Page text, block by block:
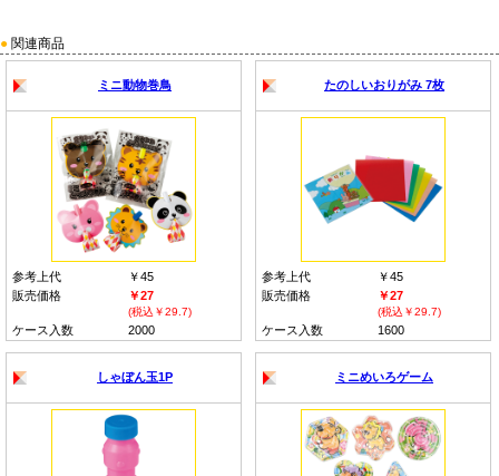
● 関連商品
ミニ動物巻鳥
参考上代
￥45
販売価格
￥27
(税込￥29.7)
ケース入数 2000
たのしいおりがみ 7枚
参考上代
￥45
販売価格
￥27
(税込￥29.7)
ケース入数 1600
しゃぼん玉1P ミニめいろゲーム